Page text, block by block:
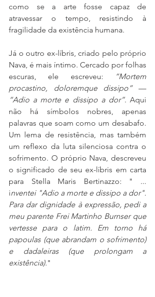
como se a arte fosse capaz de
atravessar o tempo, resistindo à
fragilidade da existência humana.
Já o outro ex-líbris, criado pelo próprio
Nava, é mais íntimo. Cercado por folhas
escuras, ele escreveu:
“Mortem
procastino, doloremque dissipo”
“Adio a morte e dissipo a dor”. Aqui
não há símbolos nobres, apenas
palavras que soam como um desabafo.
Um lema de resistência, mas também
um reflexo da luta silenciosa contra o
sofrimento. O próprio Nava, descreveu
o significado de seu ex-líbris em carta
para Stella Maris Bertinazzo: " ...
inventei "Adio a morte e dissipo a dor".
Para dar dignidade à expressão, pedi a
meu parente Frei Martinho Burnser que
vertesse para o latim. Em torno há
papoulas (que abrandam o sofrimento)
e dadaleiras (que prolongam a
existência)."